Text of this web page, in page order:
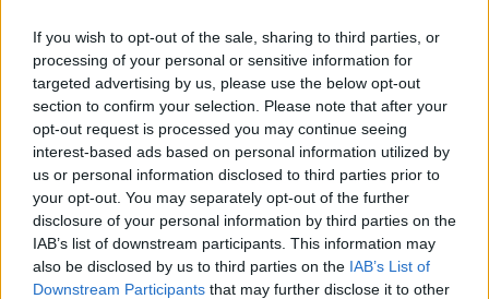
If you wish to opt-out of the sale, sharing to third parties, or
processing of your personal or sensitive information for
targeted advertising by us, please use the below opt-out
section to confirm your selection. Please note that after your
opt-out request is processed you may continue seeing
interest-based ads based on personal information utilized by
us or personal information disclosed to third parties prior to
your opt-out. You may separately opt-out of the further
disclosure of your personal information by third parties on the
IAB’s list of downstream participants. This information may
also be disclosed by us to third parties on the IAB’s List of
Downstream Participants that may further disclose it to other
CRÓNICA